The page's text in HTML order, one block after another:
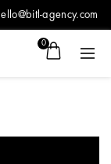
agency.com
0